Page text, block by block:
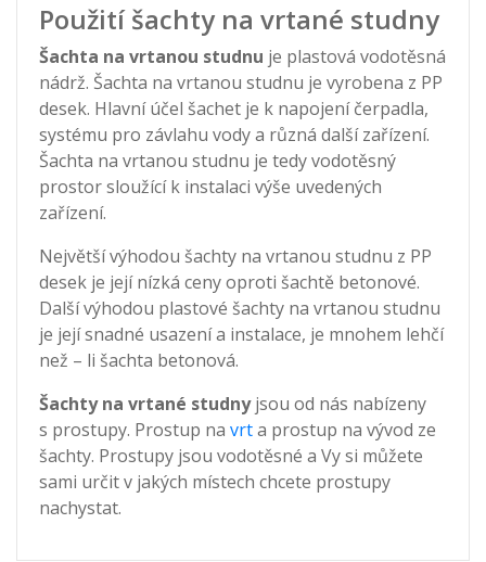
Použití šachty na vrtané studny
Šachta na vrtanou studnu je plastová vodotěsná
nádrž. Šachta na vrtanou studnu je vyrobena z PP
desek. Hlavní účel šachet je k napojení čerpadla,
systému pro závlahu vody a různá další zařízení.
Šachta na vrtanou studnu je tedy vodotěsný
prostor sloužící k instalaci výše uvedených
zařízení.
Největší výhodou šachty na vrtanou studnu z PP
desek je její nízká ceny oproti šachtě betonové.
Další výhodou plastové šachty na vrtanou studnu
je její snadné usazení a instalace, je mnohem lehčí
než – li šachta betonová.
Šachty na vrtané studnyjsou od nás nabízeny
s prostupy. Prostup na vrta prostup na vývod ze
šachty. Prostupy jsou vodotěsné a Vy si můžete
sami určit v jakých místech chcete prostupy
nachystat.